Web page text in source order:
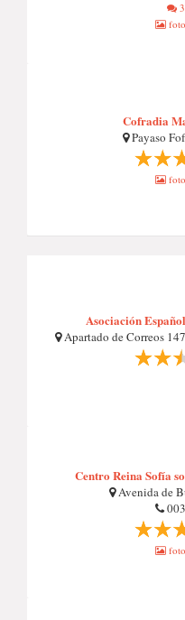
3
Cofradia
Payaso
Asociación
Apartado de Correos
Centro Reina Sofía
Avenida de